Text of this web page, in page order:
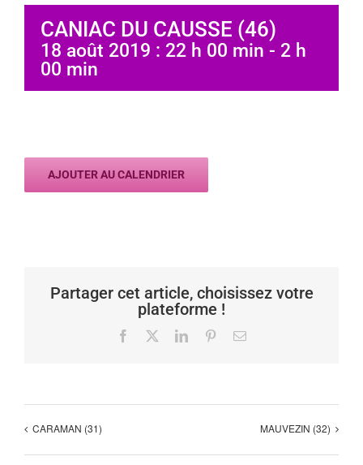
CANIAC DU CAUSSE (46)
18 août 2019 : 22 h 00 min - 2 h
00 min
AJOUTER AU CALENDRIER
Partager cet article, choisissez votre
plateforme !
Facebook LinkedInPinterestEmail
CARAMAN (31) MAUVEZIN (32)